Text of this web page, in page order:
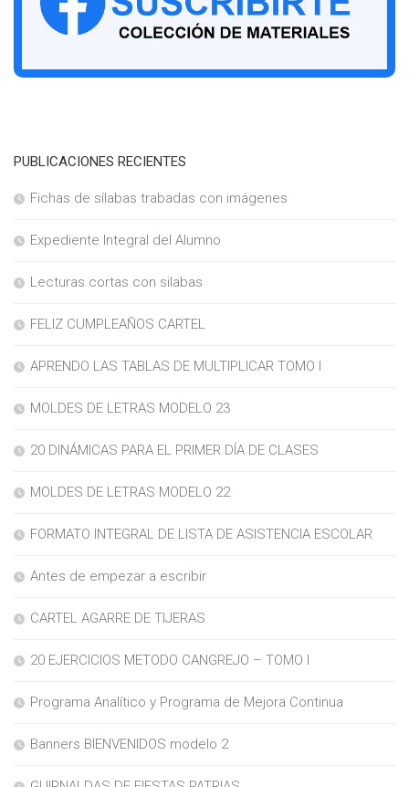
PUBLICACIONES RECIENTES
Fichas de sílabas trabadas con imágenes
Expediente Integral del Alumno
Lecturas cortas con silabas
FELIZ CUMPLEAÑOS CARTEL
APRENDO LAS TABLAS DE MULTIPLICAR TOMO I
MOLDES DE LETRAS MODELO 23
20 DINÁMICAS PARA EL PRIMER DÍA DE CLASES
MOLDES DE LETRAS MODELO 22
FORMATO INTEGRAL DE LISTA DE ASISTENCIA ESCOLAR
Antes de empezar a escribir
CARTEL AGARRE DE TIJERAS
20 EJERCICIOS METODO CANGREJO – TOMO I
Programa Analítico y Programa de Mejora Continua
Banners BIENVENIDOS modelo 2